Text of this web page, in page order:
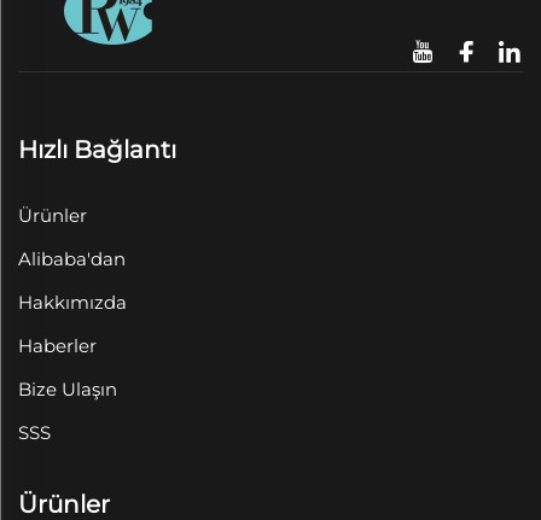
Hızlı Bağlantı
Ürünler
Alibaba'dan
Hakkımızda
Haberler
Bize Ulaşın
SSS
Ürünler